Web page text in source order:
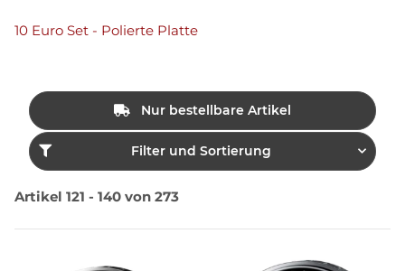
10 Euro Set - Polierte Platte
Nur bestellbare Artikel
Filter und Sortierung
Artikel 121 - 140 von 273